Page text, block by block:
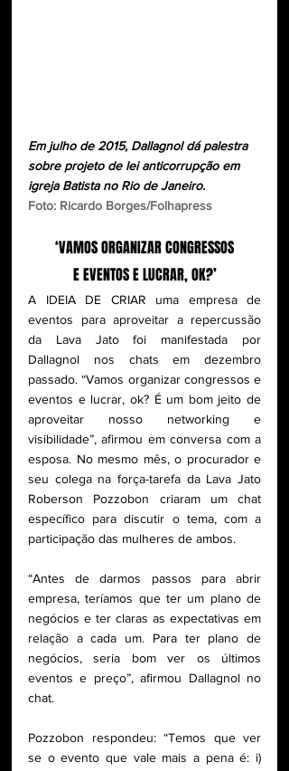
Em julho de 2015, Dallagnol dá palestra
sobre projeto de lei anticorrupção em
igreja Batista no Rio de Janeiro.
Foto: Ricardo Borges/Folhapress
‘VAMOS ORGANIZAR CONGRESSOS
E EVENTOS E LUCRAR, OK?’
A IDEIA DE CRIAR uma empresa de
eventos para aproveitar a repercussão
da Lava Jato foi manifestada por
Dallagnol nos chats em dezembro
passado. “Vamos organizar congressos e
eventos e lucrar, ok? É um bom jeito de
aproveitar nosso networking e
visibilidade”, afirmou em conversa com a
esposa. No mesmo mês, o procurador e
seu colega na força-tarefa da Lava Jato
Roberson Pozzobon criaram um chat
específico para discutir o tema, com a
participação das mulheres de ambos.
“Antes de darmos passos para abrir
empresa, teríamos que ter um plano de
negócios e ter claras as expectativas em
relação a cada um. Para ter plano de
negócios, seria bom ver os últimos
eventos e preço”, afirmou Dallagnol no
chat.
Pozzobon respondeu: “Temos que ver
se o evento que vale mais a pena é: i)